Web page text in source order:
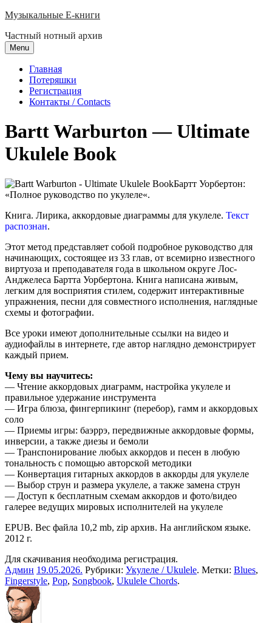
Skip
content
Музыкальные E-книги
Частный нотный архив
Menu
Главная
Потеряшки
Регистрация
Контакты / Contacts
Bartt Warburton — Ultimate
Ukulele Book
Бартт Уорбертон:
«Полное руководство по укулеле«.
Книга. Лирика, аккордовые диаграммы для укулеле. Текст
распознан.
Этот метод представляет собой подробное руководство для
начинающих, состоящее из 33 глав, от всемирно известного
виртуоза и преподавателя года в школьном округе Лос-
Анджелеса Бартта Уорбертона. Книга написана живым,
легким для восприятия стилем, содержит интерактивные
упражнения, песни для совместного исполнения, наглядные
схемы и фотографии.
Все уроки имеют дополнительные ссылки на видео и
аудиофайлы в интернете, где автор наглядно демонстрирует
каждый прием.
Чему вы научитесь:
— Чтение аккордовых диаграмм, настройка укулеле и
правильное удержание инструмента
— Игра блюза, фингерпикинг (перебор), гамм и аккордовых
соло
— Приемы игры: баэррэ, передвижные аккордовые формы,
инверсии, а также диезы и бемоли
— Транспонирование любых аккордов и песен в любую
тональность с помощью авторской методики
— Конвертация гитарных аккордов в аккорды для укулеле
— Выбор струн и размера укулеле, а также замена струн
— Доступ к бесплатным схемам аккордов и фото/видео
галерее ведущих мировых исполнителей на укулеле
EPUB. Вес файла 10,2 mb, zip архив. На английском языке.
2012 г.
Для скачивания необходима регистрация.
Админ 19.05.2026. Рубрики: Укулеле / Ukulele. Метки: Blues,
Fingerstyle, Pop, Songbook, Ukulele Chords.